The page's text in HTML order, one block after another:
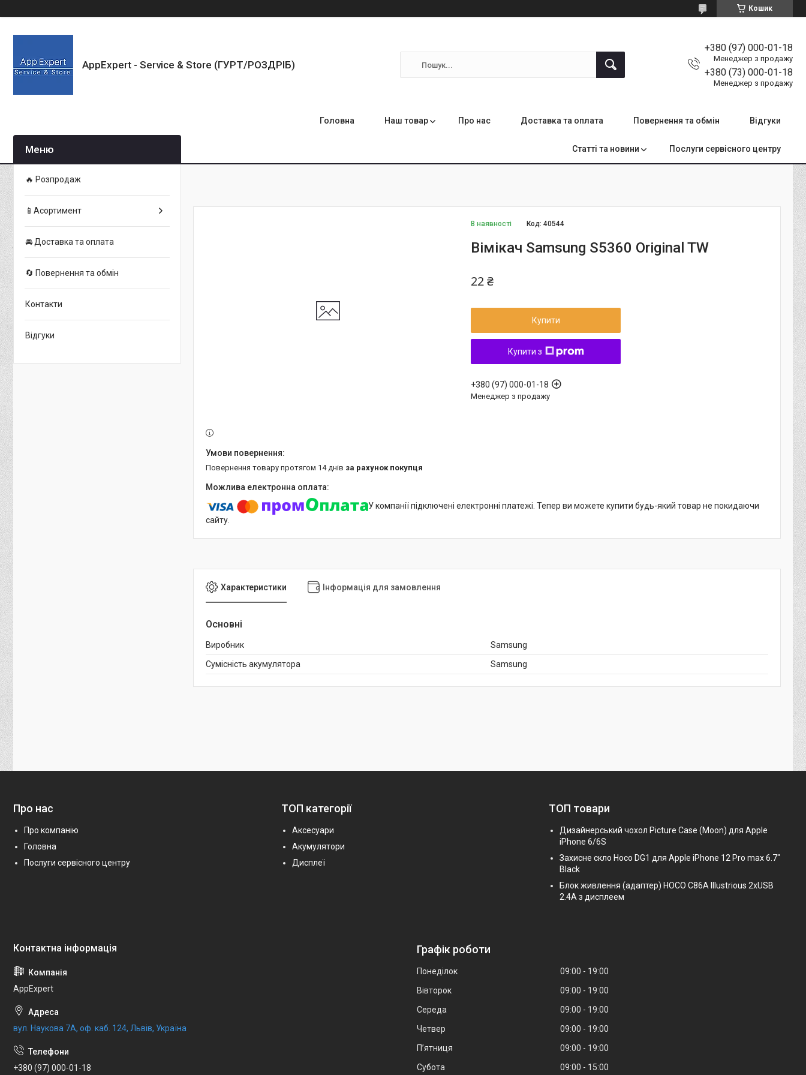
Кошик
AppExpert - Service & Store (ГУРТ/РОЗДРІБ)
+380 (97) 000-01-18
Менеджер з продажу
+380 (73) 000-01-18
Менеджер з продажу
Головна Наш товар Про нас Доставка та оплата Повернення та обмін Відгуки
Статті та новини Послуги сервісного центру
В наявності Код:40544
Вімікач Samsung S5360 Original TW
22 ₴
Купити
Купити з
+380 (97) 000-01-18
Менеджер з продажу
повернення товару протягом 14 днів за рахунок покупця
У компанії підключені електронні платежі. Тепер ви можете купити будь-який товар не покидаючи
сайту.
Характеристики Інформація для замовлення
Основні
Виробник
Samsung
Сумісність акумулятора
Samsung
🔥 Розпродаж
📱Асортимент
🚘 Доставка та оплата
🔄 Повернення та обмін
Контакти
Відгуки
Про нас
Про компанію
Головна
Послуги сервісного центру
ТОП категорії
Аксесуари
Акумулятори
Дисплеї
ТОП товари
Дизайнерський чохол Picture Case (Moon) для Apple
iPhone 6/6S
Захисне скло Hoco DG1 для Apple iPhone 12 Pro max 6.7"
Black
Блок живлення (адаптер) HOCO C86A Illustrious 2xUSB
2.4A з дисплеем
AppExpert
вул. Наукова 7А, оф. каб. 124, Львів, Україна
+380 (97) 000-01-18
Графік роботи
Понеділок 09:00
19:00
Вівторок
09:00
19:00
Середа
09:00
19:00
Четвер
09:00
19:00
Пʼятниця
09:00
19:00
Субота
09:00 15:00